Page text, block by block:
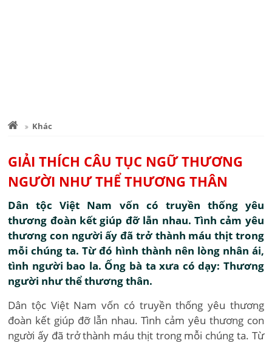
Khác
GIẢI THÍCH CÂU TỤC NGỮ THƯƠNG
NGƯỜI NHƯ THỂ THƯƠNG THÂN
Dân tộc Việt Nam vốn có truyền thống yêu
thương đoàn kết giúp đỡ lẫn nhau. Tình cảm yêu
thương con người ấy đã trở thành máu thịt trong
mỗi chúng ta. Từ đó hình thành nên lòng nhân ái,
tình người bao la. Ống bà ta xưa có dạy: Thương
người như thể thương thân.
Dân tộc Việt Nam vốn có truyền thống yêu thương
đoàn kết giúp đỡ lẫn nhau. Tình cảm yêu thương con
người ấy đã trở thành máu thịt trong mỗi chúng ta. Từ